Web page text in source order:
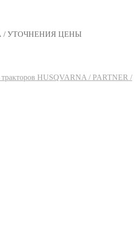
/ УТОЧНЕНИЯ ЦЕНЫ
HUSQVARNA / PARTNER /